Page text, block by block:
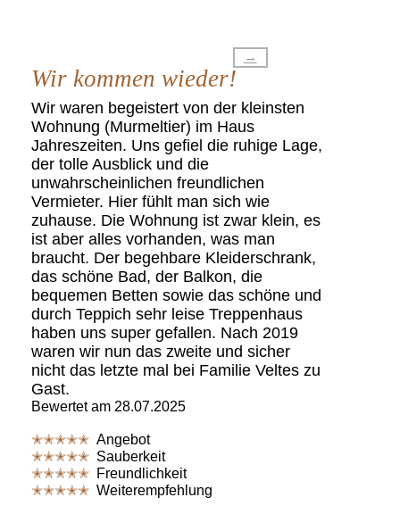
→
Wir kommen wieder!
Wir waren begeistert von der kleinsten
Wohnung (Murmeltier) im Haus
Jahreszeiten. Uns gefiel die ruhige Lage,
der tolle Ausblick und die
unwahrscheinlichen freundlichen
Vermieter. Hier fühlt man sich wie
zuhause. Die Wohnung ist zwar klein, es
ist aber alles vorhanden, was man
braucht. Der begehbare Kleiderschrank,
das schöne Bad, der Balkon, die
bequemen Betten sowie das schöne und
durch Teppich sehr leise Treppenhaus
haben uns super gefallen. Nach 2019
waren wir nun das zweite und sicher
nicht das letzte mal bei Familie Veltes zu
Gast.
Bewertet am 28.07.2025
✭✭✭✭✭ Angebot
✭✭✭✭✭ Sauberkeit
✭✭✭✭✭ Freundlichkeit
✭✭✭✭✭ Weiterempfehlung